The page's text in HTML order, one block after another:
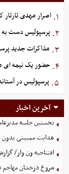
۱. اصرار مهدی
۲. پرسپولیس دست به کار شد؛ ۱۰ چهره
۳. مذاکرات جدید
۴. حضور یک‌ نیمه‌ ای
۵. پرسپولیس در
آخرین اخبار
نخستین جلسه
هدایت ممبینی بدون
افتتاحیه ون وار/
شروع درخشان مهاجم